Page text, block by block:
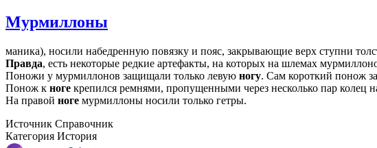
Мурмиллоны
маника), носили набедренную повязку и пояс, закрывающие верх ступни
Правда, есть некоторые редкие артефакты, на которых на шлемах
Поножи у мурмиллонов защищали только левую ногу. Сам короткий понож
Понож к ноге крепился ремнями, пропущенными через несколько пар колец
На правой ноге мурмиллоны носили только гетры.
Источник Справочник
Категория История